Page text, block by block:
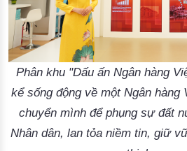
Phân khu "Dấu ấn Ngân hàng
kể sống động về một Ngân hàng
chuyển mình để phụng sự đất
Nhân dân, lan tỏa niềm tin, giữ